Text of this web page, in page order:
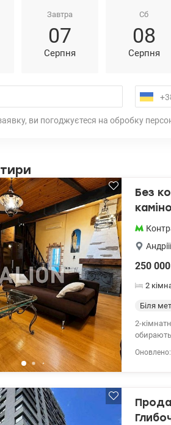
Завтра
07
Серпня
Сб
08
Серпня
ви погоджуєтеся на обробку
Без
250 000
2
Біля
2-
з